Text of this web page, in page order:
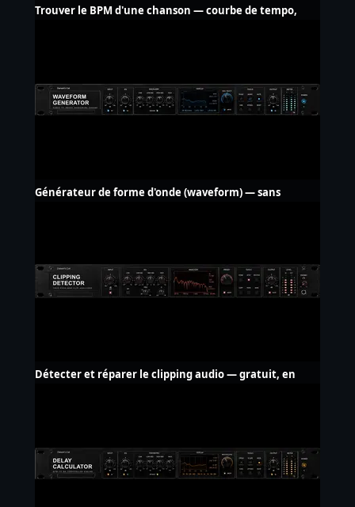
Trouver le BPM d'une chanson — courbe de tempo,
Générateur de forme d'onde (waveform) — sans
Détecter et réparer le clipping audio — gratuit, en